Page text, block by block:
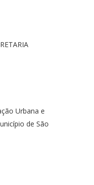
Urbana e
de São